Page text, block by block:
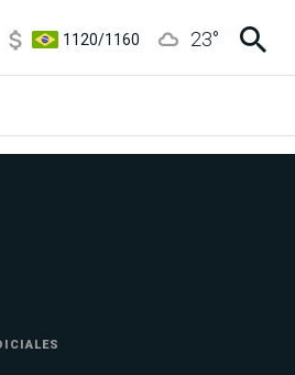
3,6/3,9
6850/7200
23°